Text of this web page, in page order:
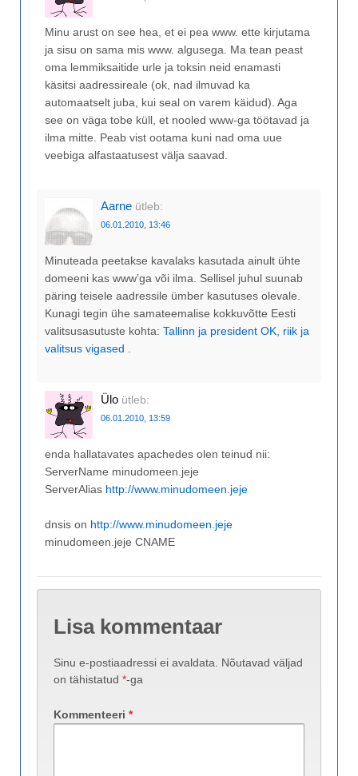
Minu arust on see hea, et ei pea www. ette kirjutama
ja sisu on sama mis www. algusega. Ma tean peast
oma lemmiksaitide urle ja toksin neid enamasti
käsitsi aadressireale (ok, nad ilmuvad ka
automaatselt juba, kui seal on varem käidud). Aga
see on väga tobe küll, et nooled www-ga töötavad ja
ilma mitte. Peab vist ootama kuni nad oma uue
veebiga alfastaatusest välja saavad.
Aarne ütleb:
06.01.2010, 13:46
Minuteada peetakse kavalaks kasutada ainult ühte
domeeni kas www’ga või ilma. Sellisel juhul suunab
päring teisele aadressile ümber kasutuses olevale.
Kunagi tegin ühe samateemalise kokkuvõtte Eesti
valitsusasutuste kohta: Tallinn ja president OK, riik ja
valitsus vigased
Ülo ütleb:
06.01.2010, 13:59
enda hallatavates apachedes olen teinud nii:
ServerName minudomeen.jeje
ServerAlias http://www.minudomeen.jeje
dnsis on http://www.minudomeen.jeje
minudomeen.jeje CNAME
Lisa kommentaar
Sinu e-postiaadressi ei avaldata. Nõutavad väljad
on tähistatud *-ga
Kommenteeri *